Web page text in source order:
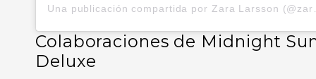
Una
Colaboraciones de Midnight
Deluxe